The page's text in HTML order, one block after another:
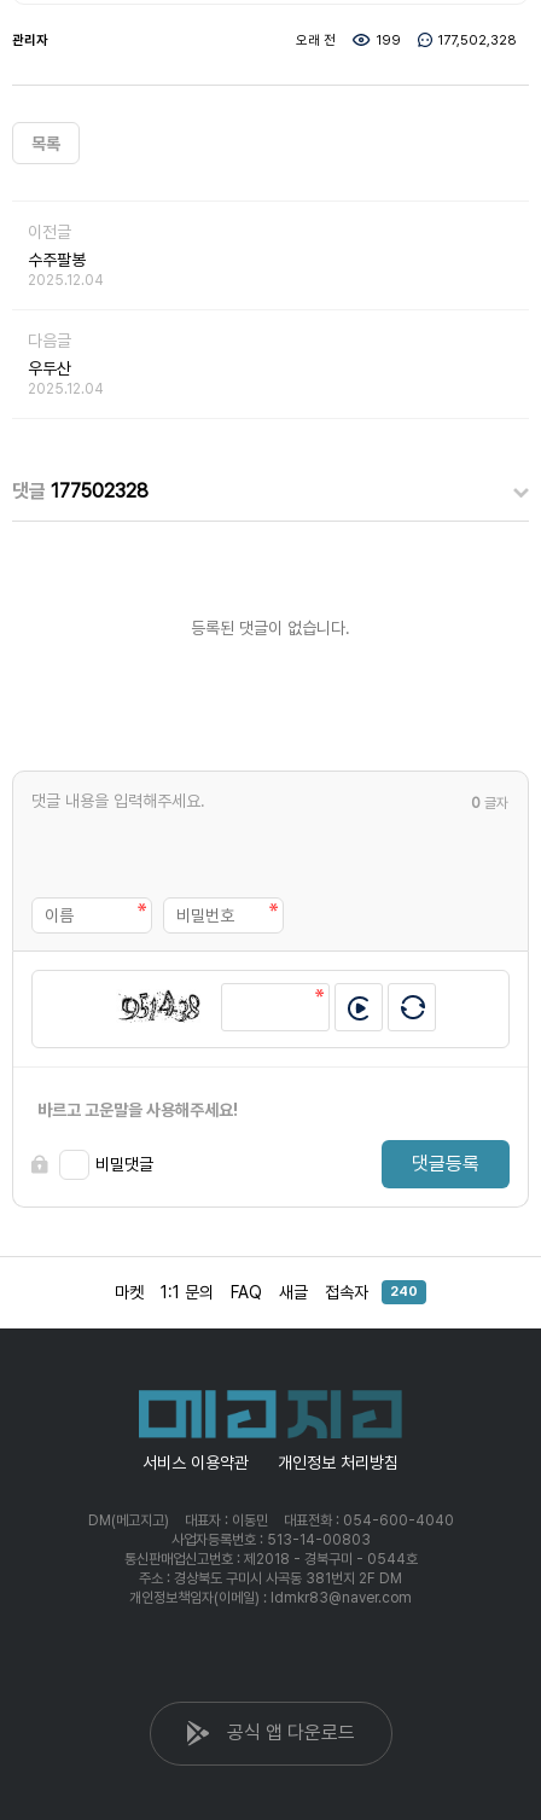
관리자 오래 전 199 177,502,328
목록
이전글
수주팔봉
2025.12.04
다음글
우두산
2025.12.04
댓글 177502328
등록된 댓글이 없습니다.
0 글자
바르고 고운말을 사용해주세요!
비밀댓글 댓글등록
마켓 1:1 문의 FAQ 새글 접속자 240
서비스 이용약관 개인정보 처리방침
DM(메고지고) 대표자 : 이동민
대표전화 : 054-600-4040
사업자등록번호 : 513-14-00803
통신판매업신고번호 : 제2018 - 경북구미 - 0544호
주소 : 경상북도 구미시 사곡동 381번지 2F DM
개인정보책임자(이메일) : ldmkr83@naver.com
공식 앱 다운로드